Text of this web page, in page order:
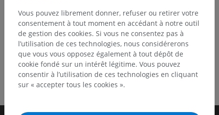
Vous pouvez librement donner, refuser ou retirer votre
consentement à tout moment en accédant à notre outil
de gestion des cookies. Si vous ne consentez pas à
l’utilisation de ces technologies, nous considérerons
que vous vous opposez également à tout dépôt de
cookie fondé sur un intérêt légitime. Vous pouvez
consentir à l’utilisation de ces technologies en cliquant
sur « accepter tous les cookies ».